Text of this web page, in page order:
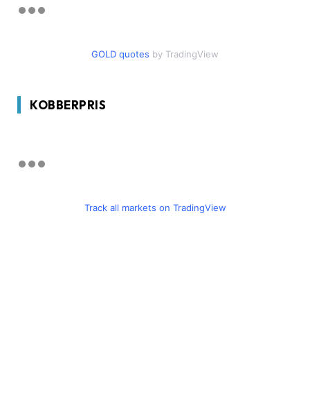
GOLD quotes by TradingView
KOBBERPRIS
Track all markets on TradingView